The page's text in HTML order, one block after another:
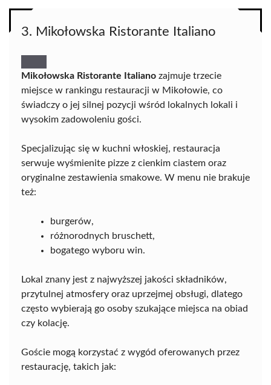
3. Mikołowska Ristorante Italiano
Mikołowska Ristorante Italiano zajmuje trzecie
miejsce w rankingu restauracji w Mikołowie, co
świadczy o jej silnej pozycji wśród lokalnych lokali i
wysokim zadowoleniu gości.
Specjalizując się w kuchni włoskiej, restauracja
serwuje wyśmienite pizze z cienkim ciastem oraz
oryginalne zestawienia smakowe. W menu nie brakuje
też:
burgerów,
różnorodnych bruschett,
bogatego wyboru win.
Lokal znany jest z najwyższej jakości składników,
przytulnej atmosfery oraz uprzejmej obsługi, dlatego
często wybierają go osoby szukające miejsca na obiad
czy kolację.
Goście mogą korzystać z wygód oferowanych przez
restaurację, takich jak: